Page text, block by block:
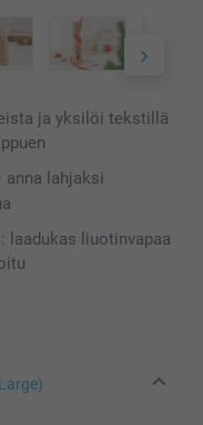
ja yksilöi tekstillä
lahjaksi
laadukas liuotinvapaa